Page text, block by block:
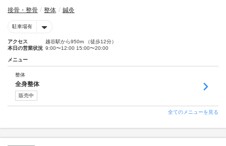
接骨・整骨 整体 鍼灸
駐車場有
アクセス
越谷駅から950m （徒歩12分）
本日の営業状況 9:00〜12:00 15:00〜20:00
メニュー
整体
全身整体
販売中
全てのメニューを見る